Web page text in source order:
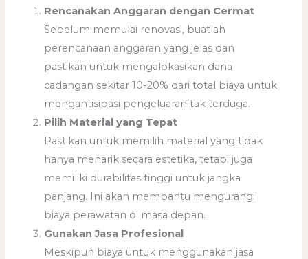
Rencanakan Anggaran dengan Cermat
Sebelum memulai renovasi, buatlah
perencanaan anggaran yang jelas dan
pastikan untuk mengalokasikan dana
cadangan sekitar 10-20% dari total biaya untuk
mengantisipasi pengeluaran tak terduga.
Pilih Material yang Tepat
Pastikan untuk memilih material yang tidak
hanya menarik secara estetika, tetapi juga
memiliki durabilitas tinggi untuk jangka
panjang. Ini akan membantu mengurangi
biaya perawatan di masa depan.
Gunakan Jasa Profesional
Meskipun biaya untuk menggunakan jasa